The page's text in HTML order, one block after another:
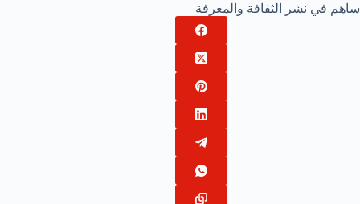
ساهم في نشر الثقافة والمعرفة